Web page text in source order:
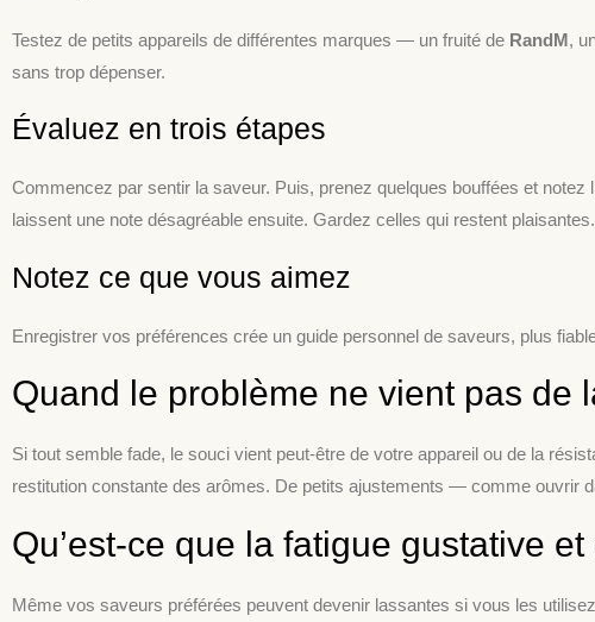
Testez de petits appareils de différentes marques — un fruité de RandM,
sans trop dépenser.
Évaluez en trois étapes
Commencez par sentir la saveur. Puis, prenez quelques bouffées et notez
laissent une note désagréable ensuite. Gardez celles qui restent plaisantes.
Notez ce que vous aimez
Enregistrer vos préférences crée un guide personnel de saveurs, plus
Quand le problème ne vient pas de
Si tout semble fade, le souci vient peut-être de votre appareil ou de la
restitution constante des arômes. De petits ajustements — comme ouvrir
Qu’est-ce que la fatigue gustative et
Même vos saveurs préférées peuvent devenir lassantes si vous les